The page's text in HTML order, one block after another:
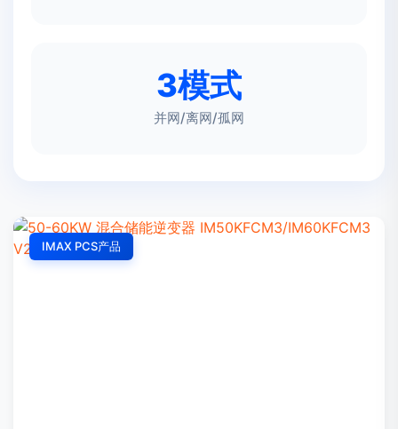
3模式
并网/离网/孤网
IMAX PCS产品